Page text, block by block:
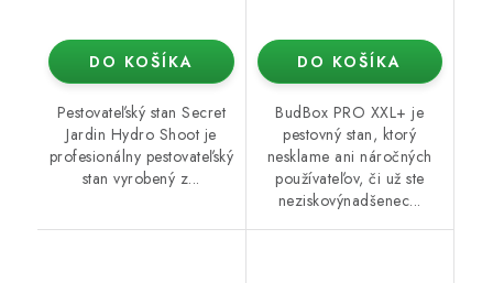
DO KOŠÍKA
Pestovateľský stan Secret
Jardin Hydro Shoot je
profesionálny pestovateľský
stan vyrobený z...
DO KOŠÍKA
BudBox PRO XXL+ je
pestovný stan, ktorý
nesklame ani náročných
používateľov, či už ste
neziskovýnadšenec...